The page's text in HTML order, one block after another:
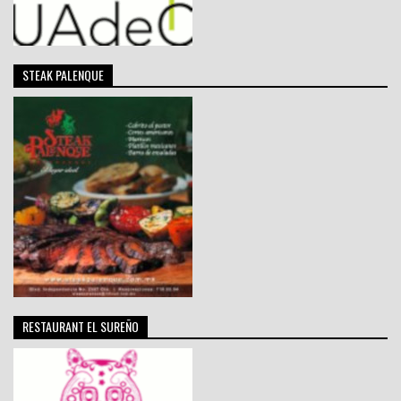
STEAK PALENQUE
RESTAURANT EL SUREÑO